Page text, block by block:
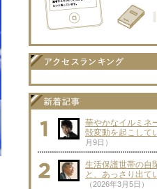
華やかなイルミネ
殻変動を起こして
月9日）
生活保護世帯の自
と、あっさり出て
（2026年3月5日）